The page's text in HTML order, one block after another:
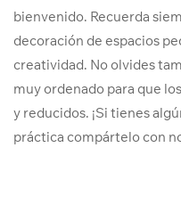
bienvenido. Recuerda
decoración de espacios
creatividad. No olvides
muy ordenado para que
y reducidos. ¡Si tienes
práctica compártelo con